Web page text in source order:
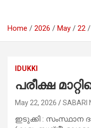
Home 2026 May 22
IDUKKI
പരീക്ഷ
May 22, 2026 SABARI
ഇടുക്കി : സംസ്ഥാന